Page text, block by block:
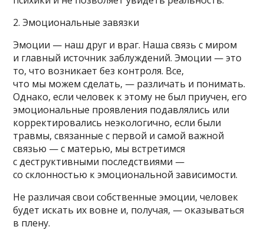
2. Эмоциональные завязки
Эмоции — наш друг и враг. Наша связь с миром
и главный источник заблуждений. Эмоции — это
то, что возникает без контроля. Все,
что мы можем сделать, — различать и понимать.
Однако, если человек к этому не был приучен, его
эмоциональные проявления подавлялись или
корректировались неэкологично, если были
травмы, связанные с первой и самой важной
связью — с матерью, мы встретимся
с деструктивными последствиями —
со склонностью к эмоциональной зависимости.
Не различая свои собственные эмоции, человек
будет искать их вовне и, получая, — оказываться
в плену.